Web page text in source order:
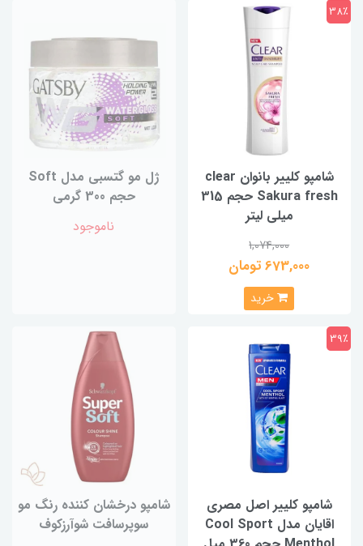
شامپو کلییر بانوان clear
Sakura fresh حجم 315
میلی لیتر
1,074,000
673,000 تومان
38٪
خرید
ژل مو گتسبي مدل Soft
حجم 300 گرمي
ناموجود
شامپو کلییر اصل مصری
اقایان مدل Cool Sport
39٪
شامپو درخشان کننده رنگ مو
سوپرسافت شوآرزکوف